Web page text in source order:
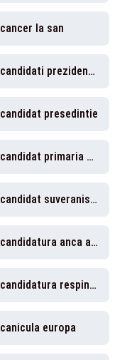
cancer la san
candidati prezidentiale romania
candidat presedintie
candidat primaria capitalei
candidat suveranist prezidentiale
candidatura anca alexandrescu
candidatura respinsa
canicula europa